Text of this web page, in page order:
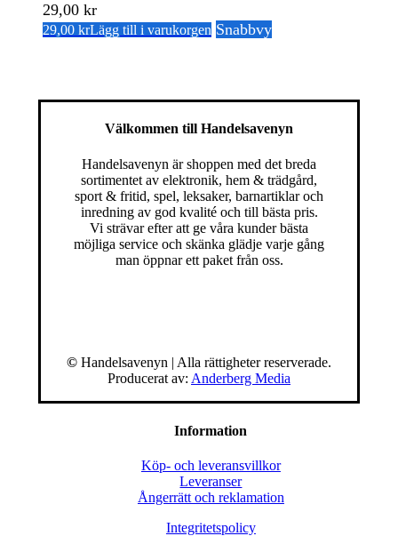
29,00 kr
29,00 krLägg till i varukorgen Snabbvy
Välkommen till Handelsavenyn
Handelsavenyn är shoppen med det breda
sortimentet av elektronik, hem & trädgård,
sport & fritid, spel, leksaker, barnartiklar och
inredning av god kvalité och till bästa pris.
Vi strävar efter att ge våra kunder bästa
möjliga service och skänka glädje varje gång
man öppnar ett paket från oss.
© Handelsavenyn | Alla rättigheter reserverade.
Producerat av: Anderberg Media
Information
Köp- och leveransvillkor
Leveranser
Ångerrätt och reklamation
Integritetspolicy